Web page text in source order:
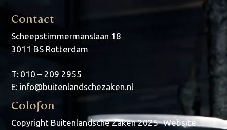
Colofon
Copyright Buitenlandsche Zaken 2025 Website
Contact
Scheepstimmermanslaan 18
3011 BS Rotterdam
T: 010 – 209 2955
E: info@buitenlandschezaken.nl